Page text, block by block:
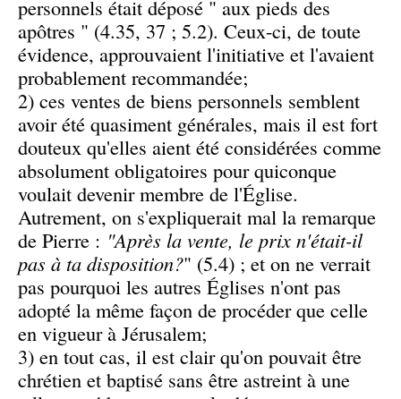
personnels était déposé " aux pieds des
apôtres " (4.35, 37 ; 5.2). Ceux-ci, de toute
évidence, approuvaient l'initiative et l'avaient
probablement recommandée;
2) ces ventes de biens personnels semblent
avoir été quasiment générales, mais il est fort
douteux qu'elles aient été considérées comme
absolument obligatoires pour quiconque
voulait devenir membre de l'Église.
Autrement, on s'expliquerait mal la remarque
de Pierre : "Après la vente, le prix n'était-il
pas à ta disposition?" (5.4) ; et on ne verrait
pas pourquoi les autres Églises n'ont pas
adopté la même façon de procéder que celle
en vigueur à Jérusalem;
3) en tout cas, il est clair qu'on pouvait être
chrétien et baptisé sans être astreint à une